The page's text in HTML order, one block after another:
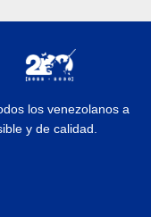
los venezolanos a
y de calidad.